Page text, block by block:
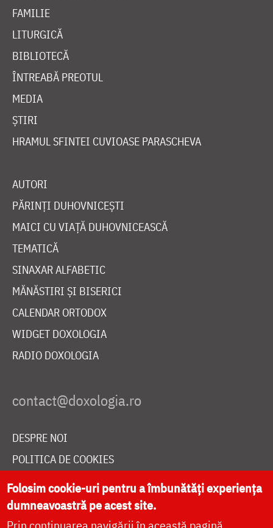
FAMILIE
LITURGICĂ
BIBLIOTECĂ
ÎNTREABĂ PREOTUL
MEDIA
ȘTIRI
HRAMUL SFINTEI CUVIOASE PARASCHEVA
AUTORI
PĂRINȚI DUHOVNICEȘTI
MAICI CU VIAȚĂ DUHOVNICEASCĂ
TEMATICĂ
SINAXAR ALFABETIC
MĂNĂSTIRI ȘI BISERICI
CALENDAR ORTODOX
WIDGET DOXOLOGIA
RADIO DOXOLOGIA
DESPRE NOI
POLITICA DE COOKIES
DONEAZĂ ONLINE PENTRU CATEDRALA NAȚIONALĂ
Folosim cookie-uri pentru a îmbunătăți experiența
dumneavoastră pe acest site.